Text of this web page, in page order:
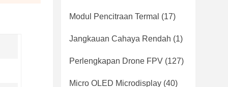
Modul Pencitraan Termal (17)
Jangkauan Cahaya Rendah (1)
Perlengkapan Drone FPV (127)
Micro OLED Microdisplay (40)